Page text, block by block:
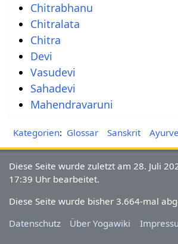
Chitrabhanu
Chitralata
Chitra
Devi
Vasudevi
Sahadevi
Mahendravaruni
Kategorien: Glossar Sanskrit
Diese Seite wurde zuletzt am 28. Juli
17:39 Uhr bearbeitet.
Diese Seite wurde bisher 3.664-mal
Datenschutz
Über Yogawiki